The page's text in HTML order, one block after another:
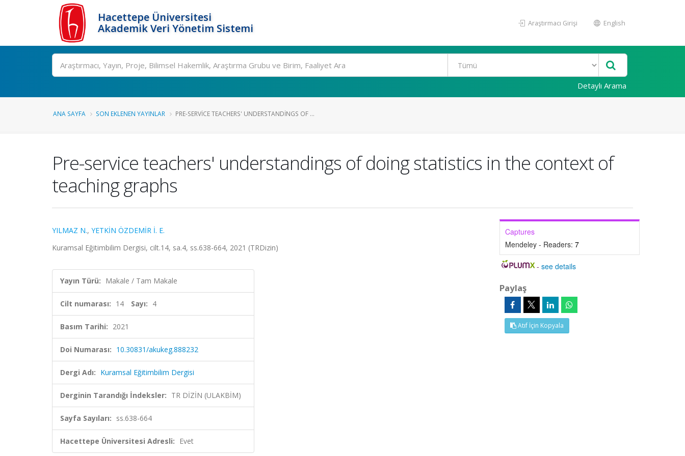
Hacettepe Üniversitesi
Akademik Veri Yönetim Sistemi
Araştırmacı Girişi English
Ara
Detaylı Arama
ANA SAYFA SON EKLENEN YAYINLAR PRE-SERVICE TEACHERS' UNDERSTANDINGS OF ...
Pre-service teachers' understandings of doing statistics in the context of
teaching graphs
YILMAZ N., YETKİN ÖZDEMİR İ. E.
Kuramsal Eğitimbilim Dergisi, cilt.14, sa.4, ss.638-664, 2021 (TRDizin)
Yayın Türü: Makale / Tam Makale
Cilt numarası: 14 Sayı: 4
Basım Tarihi: 2021
Doi Numarası: 10.30831/akukeg.888232
Dergi Adı: Kuramsal Eğitimbilim Dergisi
Derginin Tarandığı İndeksler: TR DİZİN (ULAKBİM)
Sayfa Sayıları: ss.638-664
Hacettepe Üniversitesi Adresli: Evet
Captures
Mendeley - Readers: 7
-see details
Paylaş
Atıf İçin Kopyala